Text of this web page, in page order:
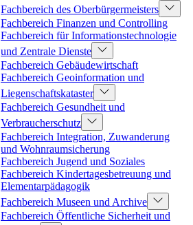
Fachbereich des Oberbürgermeisters
Fachbereich Finanzen und Controlling
Fachbereich für Informationstechnologie
und Zentrale Dienste
Fachbereich Gebäudewirtschaft
Fachbereich Geoinformation und
Liegenschaftskataster
Fachbereich Gesundheit und
Verbraucherschutz
Fachbereich Integration, Zuwanderung
und Wohnraumsicherung
Fachbereich Jugend und Soziales
Fachbereich Kindertagesbetreuung und
Elementarpädagogik
Fachbereich Museen und Archive
Fachbereich Öffentliche Sicherheit und